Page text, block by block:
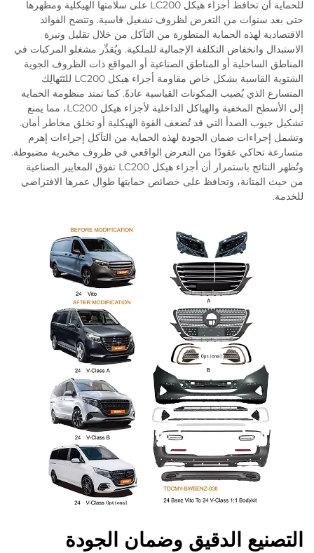
للحماية أن تحافظ أجزاء هيكل LC200 على سلامتها الهيكلية ومظهرها
حتى بعد سنوات من التعرض لظروف تشغيل قاسية. وتتضح الفوائد
الاقتصادية لهذه الحماية المتطورة من التآكل من خلال تقليل وتيرة
الاستبدال وانخفاض التكلفة الإجمالية للملكية. ويُقدِّر مشغلو المركبات في
المناطق الساحلية أو المناطق الصناعية أو المواقع ذات الظروف الجوية
الشتوية القاسية بشكل خاص مقاومة أجزاء هيكل LC200 للتَتَهالِك
المتسارع الذي يُصيب المكونات القياسية عادةً. كما تمتد منظومة الحماية
إلى الأسطح المخفية والهياكل الداخلية لأجزاء هيكل LC200، مما يمنع
تشكيل جيوب الصدأ التي قد تُضعف القوة الهيكلية أو تخلق مخاطر أمان.
وتشمل إجراءات ضمان الجودة لهذه الحماية من التآكل إجراءات إهرم
متسارعة تحاكي عقودًا من التعرض الواقعي في ظروف مخبرية مضبوطة.
وتُظهر النتائج باستمرار أن أجزاء هيكل LC200 تفوق المعايير الصناعية
من حيث المتانة، وتحافظ على خصائص حمايتها طوال عمرها الافتراضي
للخدمة.
التصنيع الدقيق وضمان الجودة